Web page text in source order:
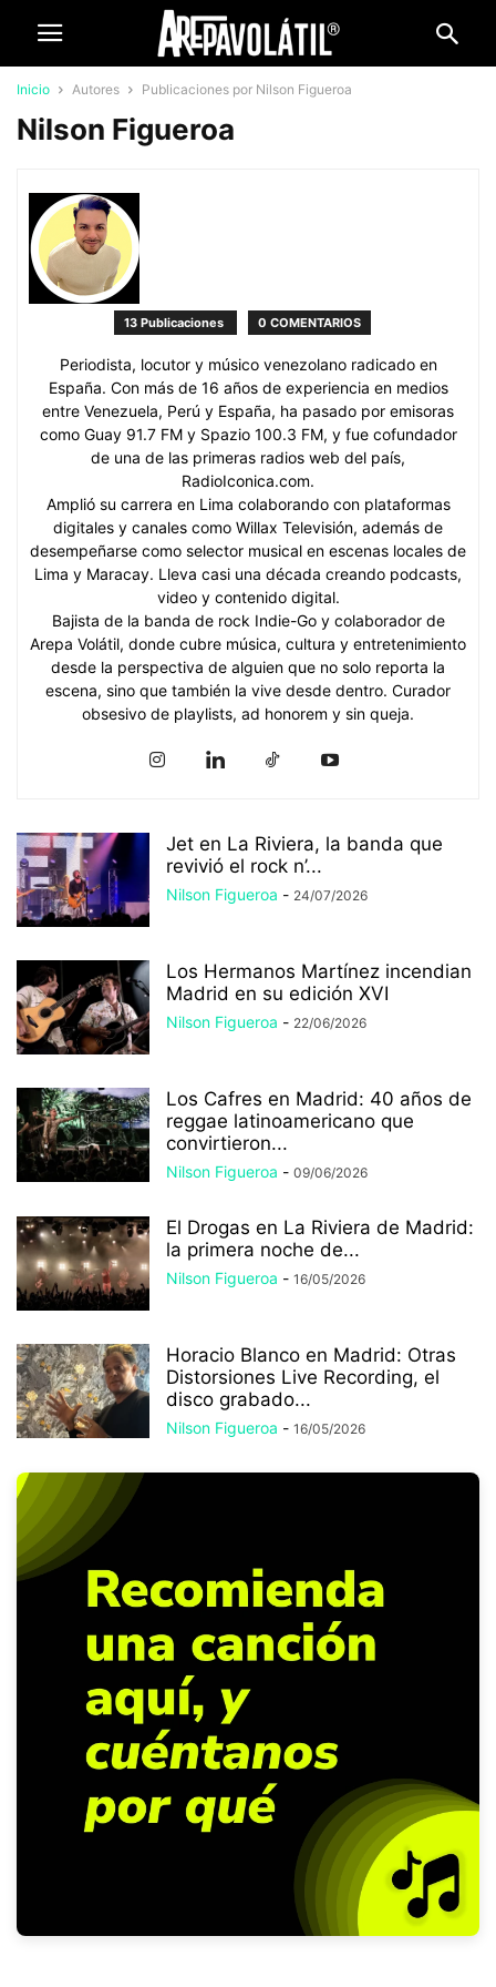
Inicio Autores Publicaciones por Nilson Figueroa
Nilson Figueroa
13 Publicaciones 0 COMENTARIOS
Periodista, locutor y músico venezolano radicado en
España. Con más de 16 años de experiencia en medios
entre Venezuela, Perú y España, ha pasado por emisoras
como Guay 91.7 FM y Spazio 100.3 FM, y fue cofundador
de una de las primeras radios web del país,
RadioIconica.com.
Amplió su carrera en Lima colaborando con plataformas
digitales y canales como Willax Televisión, además de
desempeñarse como selector musical en escenas locales de
Lima y Maracay. Lleva casi una década creando podcasts,
video y contenido digital.
Bajista de la banda de rock Indie-Go y colaborador de
Arepa Volátil, donde cubre música, cultura y entretenimiento
desde la perspectiva de alguien que no solo reporta la
escena, sino que también la vive desde dentro. Curador
obsesivo de playlists, ad honorem y sin queja.
Jet en La Riviera, la banda que
revivió el rock n’...
Nilson Figueroa - 24/07/2026
Los Hermanos Martínez incendian
Madrid en su edición XVI
Nilson Figueroa - 22/06/2026
Los Cafres en Madrid: 40 años de
reggae latinoamericano que
convirtieron...
Nilson Figueroa - 09/06/2026
El Drogas en La Riviera de Madrid:
la primera noche de...
Nilson Figueroa - 16/05/2026
Horacio Blanco en Madrid: Otras
Distorsiones Live Recording, el
disco grabado...
Nilson Figueroa - 16/05/2026